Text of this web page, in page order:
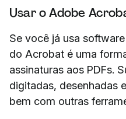
Usar o Adobe
Se você já usa
do Acrobat é uma
assinaturas aos PDFs.
digitadas, desenhadas
bem com outras